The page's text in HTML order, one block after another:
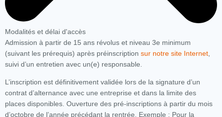
Modalités et délai d'accès
Admission à partir de 15 ans révolus et niveau 3e minimum
(suivant les prérequis) après préinscription sur notre site Internet
suivi d’un entretien avec un(e) responsable.
L’inscription est définitivement validée lors de la signature d’un
contrat d’alternance avec une entreprise et dans la limite des
places disponibles. Ouverture des pré-inscriptions à partir du mois
d’octobre de l’année précédant la rentrée. Exemple : Pour la